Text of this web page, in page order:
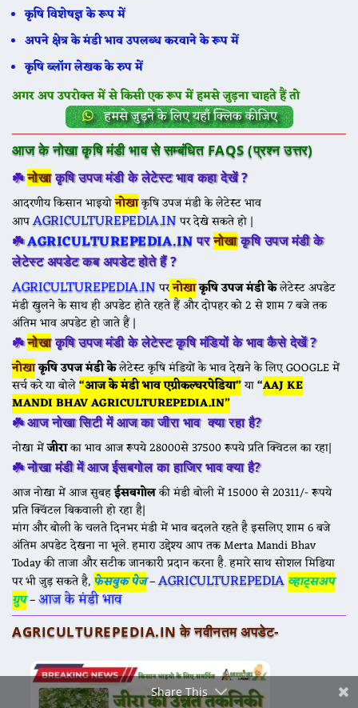
कृषि विशेषज्ञ के रूप में
अपने क्षेत्र के मंडी भाव उपलब्ध करवाने के रूप में
कृषि ब्लॉग लेखक के रुप में
अगर अप उपरोक्त में से किसी एक रूप में हमसे जुड़ना चाहते हैं तो
हमसे जुड़ने के लिए यहाँ क्लिक कीजिए
आज के नोखा कृषि मंडी भाव से सम्बंधित FAQS (प्रश्न उत्तर)
☘️नोखाकृषि उपज मंडी के लेटेस्ट भाव कहा देखें ?
आदरणीय किसान भाइयोनोखाकृषि उपज मंडी के लेटेस्ट भाव
आपAGRICULTUREPEDIA.INपर देखे सकते हो |
☘️AGRICULTUREPEDIA.INपरनोखाकृषि उपज मंडी के
लेटेस्ट अपडेट कब अपडेट होते हैं ?
AGRICULTUREPEDIA.INपरनोखाकृषि उपज मंडी केलेटेस्ट अपडेट
मंडी खुलने के साथ ही अपडेट होते रहते हैं और दोपहर को 2 से शाम 7 बजे तक
अंतिम भाव अपडेट हो जाते हैं |
☘️नोखाकृषि उपज मंडी के लेटेस्ट कृषि मंडियों के भाव कैसे देखें ?
नोखाकृषि उपज मंडी केलेटेस्ट कृषि मंडियों के भाव देखने के लिए GOOGLE में
सर्च करे या बोले“आज के मंडी भाव एग्रीकल्चरपेडिया”या“AAJ KE
MANDI BHAV AGRICULTUREPEDIA.IN”
☘️आज नोखा सिटी में आज का जीरा भाव क्या रहा है?
नोखा मेंजीराका भाव आज रूपये 28000से 37500 रूपये प्रति क्विटल का रहा|
☘️नोखा मंडी में आज ईसबगोल का हाजिर भाव क्या है?
आज नोखा में आज सुबहईसबगोलकी मंडी बोली में 15000 से 20311/- रूपये
प्रति क्विंटल बिकवाली हो रहा है|
मांग और बोली के चलते दिनभर मंडी में भाव बदलते रहते है इसलिए शाम 6 बजे
अंतिम अपडेट देखना ना भूले. हमारा उद्देश्य आप तक Merta Mandi Bhav
Today की ताजा और सटीक जानकारी प्रदान करना है. हमारे साथ सोशल मिडिया
पर भी जुड़ सकते है, फेसबुक पेज–AGRICULTUREPEDIA व्हाट्सअप
ग्रुप–आज के मंडी भाव
AGRICULTUREPEDIA.IN के नवीनतम अपडेट-
Share This
Gmail